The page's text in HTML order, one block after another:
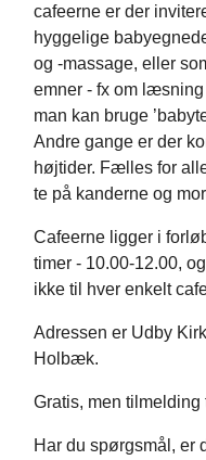
cafeerne er der
hyggelige
og -massage, eller
emner - fx om
man kan bruge
Andre gange er der
højtider. Fælles for
te på kanderne og
Cafeerne ligger i
timer - 10.00-12.00,
ikke til hver enkelt
Adressen er Udby
Holbæk.
Gratis, men tilmelding
Har du spørgsmål, er